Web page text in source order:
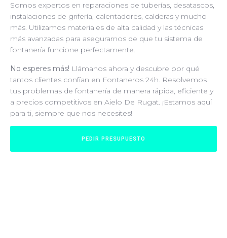
Somos expertos en reparaciones de tuberías, desatascos,
instalaciones de grifería, calentadores, calderas y mucho
más. Utilizamos materiales de alta calidad y las técnicas
más avanzadas para asegurarnos de que tu sistema de
fontanería funcione perfectamente.
No esperes más! Llámanos ahora y descubre por qué
tantos clientes confían en Fontaneros 24h. Resolvemos
tus problemas de fontanería de manera rápida, eficiente y
a precios competitivos en Aielo De Rugat. ¡Estamos aquí
para ti, siempre que nos necesites!
PEDIR PRESUPUESTO